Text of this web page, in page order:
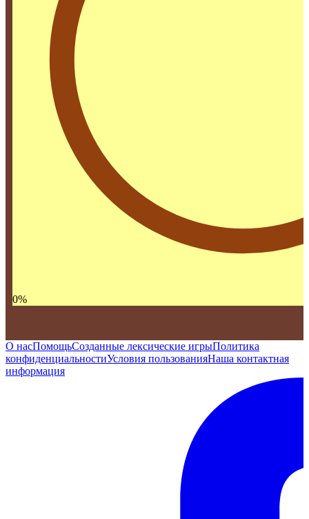
0%
О насПомощьСозданные лексические игрыПолитика
конфиденциальностиУсловия пользованияНаша контактная
информация